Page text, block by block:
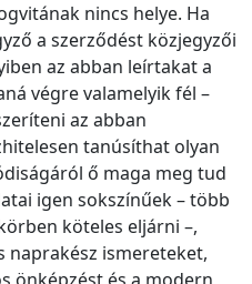
nincs helye. Ha
a szerződést közjegyzői
az abban leírtakat a
végre valamelyik fél –
az abban
tanúsíthat olyan
ő maga meg tud
igen sokszínűek – több
köteles eljárni –,
naprakész ismereteket,